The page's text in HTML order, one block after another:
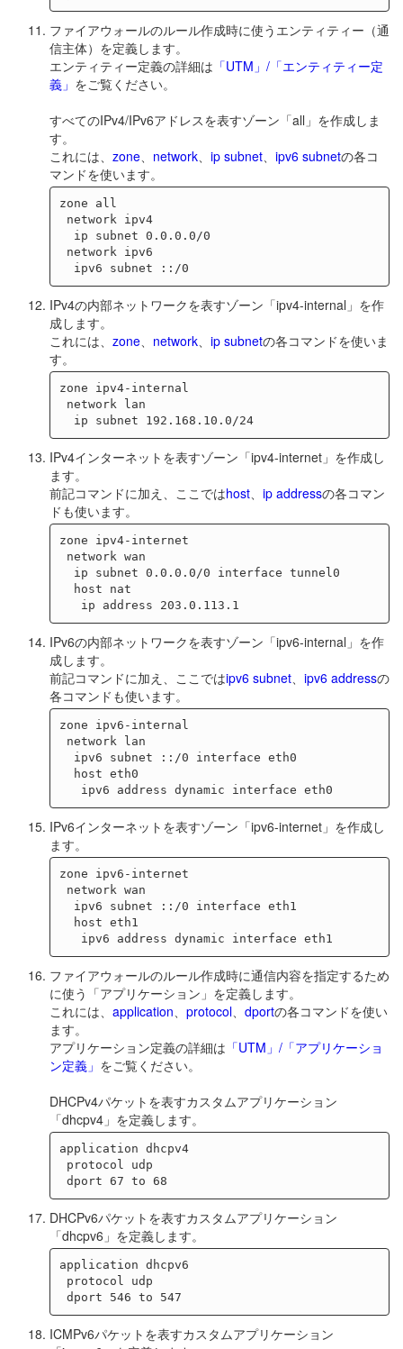
ファイアウォールのルール作成時に使うエンティティー（通
信主体）を定義します。
エンティティー定義の詳細は 「UTM」/「エンティティー定
義」 をご覧ください。
すべてのIPv4/IPv6アドレスを表すゾーン「all」を作成しま
す。
これには、 zone network ip subnet ipv6 subnetの各コ
マンドを使います。
zone all
IPv4の内部ネットワークを表すゾーン「ipv4-internal」を作
成します。
これには、 zone network ip subnetの各コマンドを使いま
す。
zone ipv4-internal
  ip subnet 192.168.10.0/24
IPv4インターネットを表すゾーン「ipv4-internet」を作成し
ます。
前記コマンドに加え、ここではhost ip addressの各コマン
ドも使います。
zone ipv4-internet
IPv6の内部ネットワークを表すゾーン「ipv6-internal」を作
成します。
前記コマンドに加え、ここではipv6 subnet ipv6 addressの
各コマンドも使います。
zone ipv6-internal
IPv6インターネットを表すゾーン「ipv6-internet」を作成し
ます。
zone ipv6-internet
ファイアウォールのルール作成時に通信内容を指定するため
に使う「アプリケーション」を定義します。
これには、 application protocol dportの各コマンドを使い
ます。
アプリケーション定義の詳細は 「UTM」/「アプリケーショ
ン定義」 をご覧ください。
DHCPv4パケットを表すカスタムアプリケーション
「dhcpv4」を定義します。
application dhcpv4
DHCPv6パケットを表すカスタムアプリケーション
「dhcpv6」を定義します。
application dhcpv6
ICMPv6パケットを表すカスタムアプリケーション